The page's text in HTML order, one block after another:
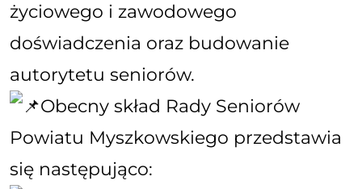
życiowego i zawodowego
doświadczenia oraz budowanie
autorytetu seniorów.
Obecny skład Rady Seniorów
Powiatu Myszkowskiego przedstawia
się następująco: